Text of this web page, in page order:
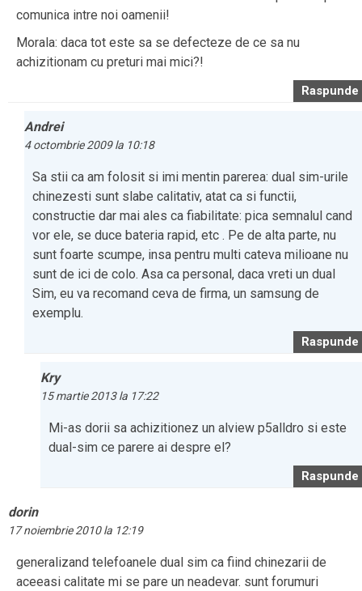
comunica intre noi oamenii!
Morala: daca tot este sa se defecteze de ce sa nu
achizitionam cu preturi mai mici?!
Raspunde
Andrei
4 octombrie 2009 la 10:18
Sa stii ca am folosit si imi mentin parerea: dual sim-urile
chinezesti sunt slabe calitativ, atat ca si functii,
constructie dar mai ales ca fiabilitate: pica semnalul cand
vor ele, se duce bateria rapid, etc . Pe de alta parte, nu
sunt foarte scumpe, insa pentru multi cateva milioane nu
sunt de ici de colo. Asa ca personal, daca vreti un dual
Sim, eu va recomand ceva de firma, un samsung de
exemplu.
Raspunde
Kry
15 martie 2013 la 17:22
Mi-as dorii sa achizitionez un alview p5alldro si este
dual-sim ce parere ai despre el?
Raspunde
dorin
17 noiembrie 2010 la 12:19
generalizand telefoanele dual sim ca fiind chinezarii de
aceeasi calitate mi se pare un neadevar. sunt forumuri